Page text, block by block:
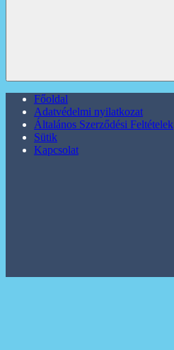
Főoldal
Adatvédelmi nyilatkozat
Általános Szerződési Feltételek
Sütik
Kapcsolat